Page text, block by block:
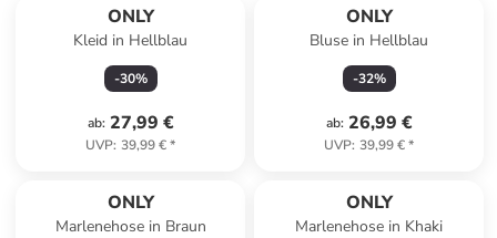
ONLY
Kleid in Hellblau
-30%
ab: 27,99 €
UVP: 39,99 €*
ONLY
Bluse in Hellblau
-32%
ab: 26,99 €
UVP: 39,99 €*
ONLY
Marlenehose in Braun
ONLY
Marlenehose in Khaki